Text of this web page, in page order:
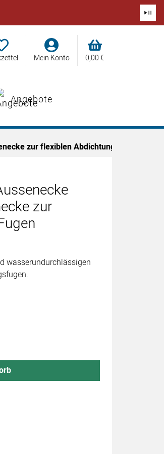
Mein Konto 0,00€
Angebote
zur flexiblen Abdichtung von Fugen
zur
wasserundurchlässigen